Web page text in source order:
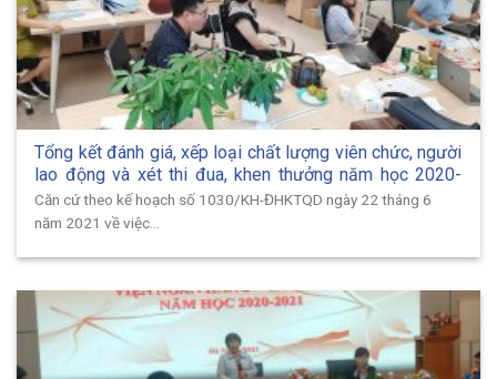
Tổng kết đánh giá, xếp loại chất lượng viên chức, người
lao động và xét thi đua, khen thưởng năm học 2020-
2021 Viện Ngân hàng – Tài chính.
Căn cứ theo kế hoạch số 1030/KH-ĐHKTQD ngày 22 tháng 6
năm 2021 về việc...